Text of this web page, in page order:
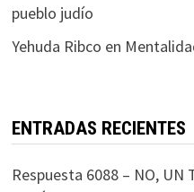
pueblo judío
Yehuda Ribco en
ENTRADAS RECIENTES
Respuesta 6088 – NO, UN